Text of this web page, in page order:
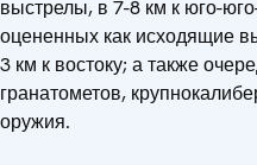
выстрелы, в 7-8 км к юго-
оцененных как исходящие
3 км к востоку; а также
гранатометов,
оружия.